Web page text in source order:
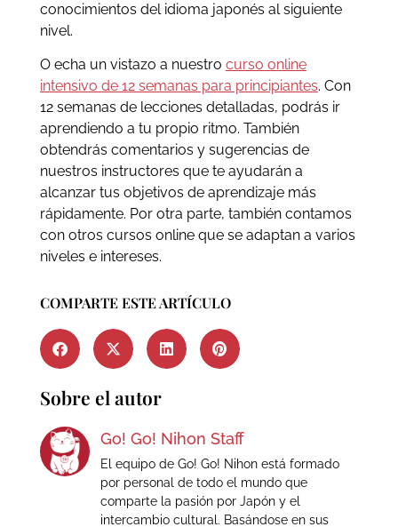
conocimientos del idioma japonés al siguiente
nivel.
O echa un vistazo a nuestro curso online
intensivo de 12 semanas para principiantes. Con
12 semanas de lecciones detalladas, podrás ir
aprendiendo a tu propio ritmo. También
obtendrás comentarios y sugerencias de
nuestros instructores que te ayudarán a
alcanzar tus objetivos de aprendizaje más
rápidamente. Por otra parte, también contamos
con otros cursos online que se adaptan a varios
niveles e intereses.
COMPARTE ESTE ARTÍCULO
Sobre el autor
Go! Go! Nihon Staff
El equipo de Go! Go! Nihon está formado
por personal de todo el mundo que
comparte la pasión por Japón y el
intercambio cultural. Basándose en sus